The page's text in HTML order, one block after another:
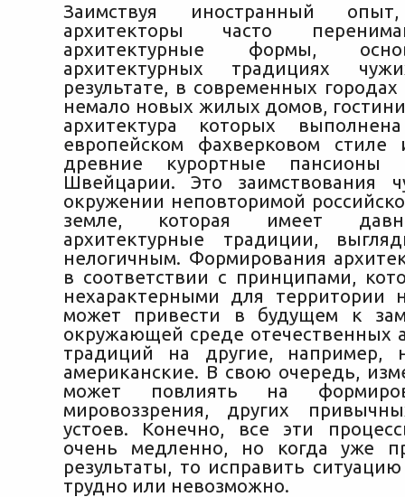
Заимствуя иностранный
архитекторы часто
архитектурные формы,
архитектурных традициях
результате, в современных
немало новых жилых домов,
архитектура которых
европейском фахверковом стиле
древние курортные пансионы
Швейцарии. Это заимствования
окружении неповторимой
земле, которая имеет
архитектурные традиции,
нелогичным. Формирования
в соответствии с принципами,
нехарактерными для территории
может привести в будущем к
окружающей среде отечественных
традиций на другие, например,
американские. В свою очередь,
может повлиять на
мировоззрения, других
устоев. Конечно, все эти
очень медленно, но когда уже
результаты, то исправить
трудно или невозможно.